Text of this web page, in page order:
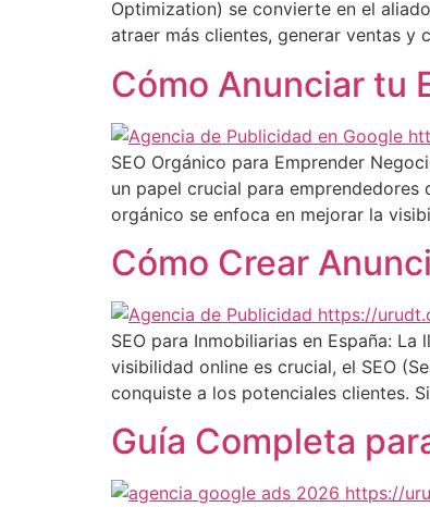
Optimization) se convierte en el
atraer más clientes, generar ventas y
Cómo Anunciar tu
SEO Orgánico para Emprender
un papel crucial para emprendedores
orgánico se enfoca en mejorar la
Cómo Crear
SEO para Inmobiliarias en España:
visibilidad online es crucial, el SEO
conquiste a los potenciales clientes.
Guía Completa